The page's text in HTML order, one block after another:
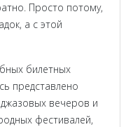
Просто потому,
а с этой
билетных
представлено
вечеров и
фестивалей,